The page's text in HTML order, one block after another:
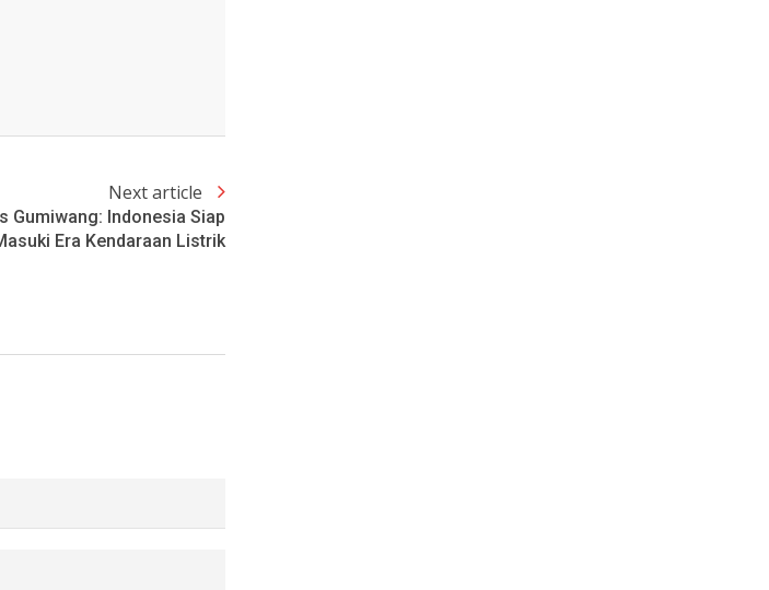
Next article
Gumiwang: Indonesia Siap
Era Kendaraan Listrik